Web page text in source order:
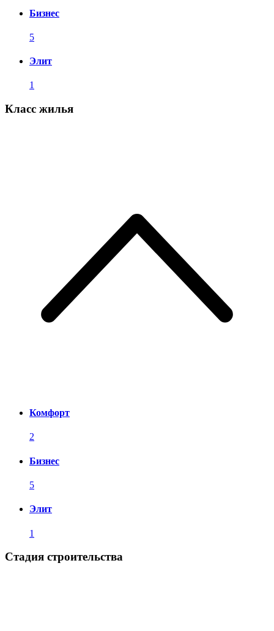
Бизнес
5
Элит
1
Класс жилья
Комфорт
2
Бизнес
5
Элит
1
Стадия строительства